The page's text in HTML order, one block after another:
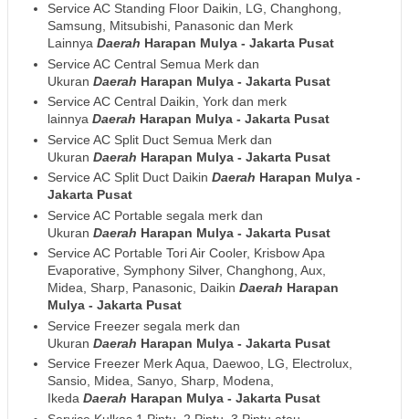
Service AC Standing Floor Daikin, LG, Changhong,
Samsung, Mitsubishi, Panasonic dan Merk
Lainnya Daerah Harapan Mulya - Jakarta Pusat
Service AC Central Semua Merk dan
Ukuran Daerah Harapan Mulya - Jakarta Pusat
Service AC Central Daikin, York dan merk
lainnya Daerah Harapan Mulya - Jakarta Pusat
Service AC Split Duct Semua Merk dan
Ukuran Daerah Harapan Mulya - Jakarta Pusat
Service AC Split Duct Daikin Daerah Harapan Mulya -
Jakarta Pusat
Service AC Portable segala merk dan
Ukuran Daerah Harapan Mulya - Jakarta Pusat
Service AC Portable Tori Air Cooler, Krisbow Apa
Evaporative, Symphony Silver, Changhong, Aux,
Midea, Sharp, Panasonic, Daikin Daerah Harapan
Mulya - Jakarta Pusat
Service Freezer segala merk dan
Ukuran Daerah Harapan Mulya - Jakarta Pusat
Service Freezer Merk Aqua, Daewoo, LG, Electrolux,
Sansio, Midea, Sanyo, Sharp, Modena,
Ikeda Daerah Harapan Mulya - Jakarta Pusat